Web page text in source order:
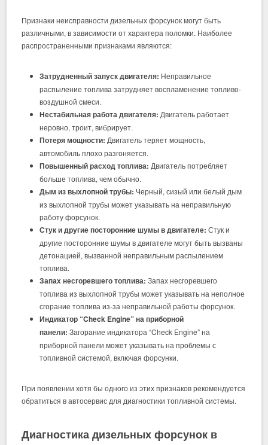
Признаки неисправности дизельных форсунок могут быть
различными, в зависимости от характера поломки. Наиболее
распространенными признаками являются:
Затрудненный запуск двигателя: Неправильное
распыление топлива затрудняет воспламенение топливо-
воздушной смеси.
Нестабильная работа двигателя: Двигатель работает
неровно, троит, вибрирует.
Потеря мощности: Двигатель теряет мощность,
автомобиль плохо разгоняется.
Повышенный расход топлива: Двигатель потребляет
больше топлива, чем обычно.
Дым из выхлопной трубы: Черный, сизый или белый дым
из выхлопной трубы может указывать на неправильную
работу форсунок.
Стук и другие посторонние шумы в двигателе: Стук и
другие посторонние шумы в двигателе могут быть вызваны
детонацией, вызванной неправильным распылением
топлива.
Запах несгоревшего топлива: Запах несгоревшего
топлива из выхлопной трубы может указывать на неполное
сгорание топлива из-за неправильной работы форсунок.
Индикатор “Check Engine” на приборной
панели: Загорание индикатора “Check Engine” на
приборной панели может указывать на проблемы с
топливной системой, включая форсунки.
При появлении хотя бы одного из этих признаков рекомендуется
обратиться в автосервис для диагностики топливной системы.
Диагностика дизельных форсунок в